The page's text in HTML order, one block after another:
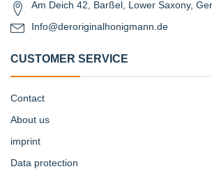
Am Deich 42, Barßel, Lower Saxony,
Info@deroriginalhonigmann.de
CUSTOMER SERVICE
Contact
About us
imprint
Data protection